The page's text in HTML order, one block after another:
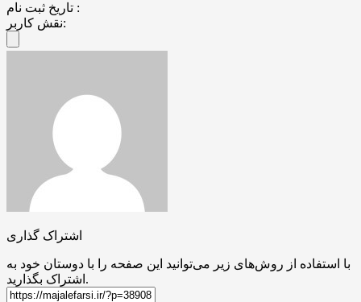
تاریخ ثبت نام :
نقش کاربر:
اشتراک گذاری
با استفاده از روش‌های زیر می‌توانید این صفحه را با دوستان خود به
اشتراک بگذارید.